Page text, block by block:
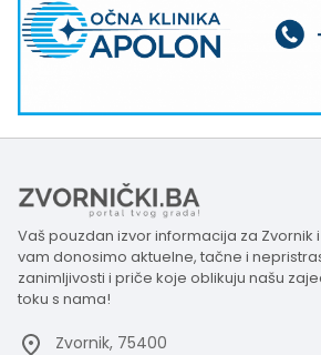
Vaš pouzdan izvor informacija za Zvornik
vam donosimo aktuelne, tačne i
zanimljivosti i priče koje oblikuju našu
toku s nama!
Zvornik, 75400